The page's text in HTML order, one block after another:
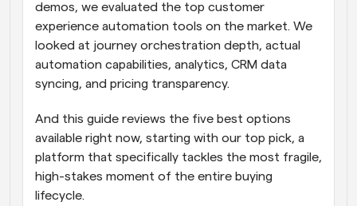
demos, we evaluated the top customer
experience automation tools on the market. We
looked at journey orchestration depth, actual
automation capabilities, analytics, CRM data
syncing, and pricing transparency.
And this guide reviews the five best options
available right now, starting with our top pick, a
platform that specifically tackles the most fragile,
high-stakes moment of the entire buying
lifecycle.